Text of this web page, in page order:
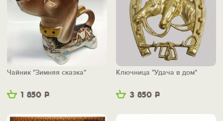
1 850 Р
Чайник "Зимняя сказка"
3 850 Р
Ключница "Удача в дом"